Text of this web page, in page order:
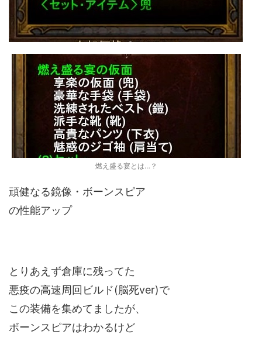
燃え盛る宴とは…？
頑健なる鏡像・ボーンスピア
の性能アップ
とりあえず倉庫に残ってた
悪疫の高速周回ビルド(脳死ver)で
この装備を集めてましたが、
ボーンスピアはわかるけど